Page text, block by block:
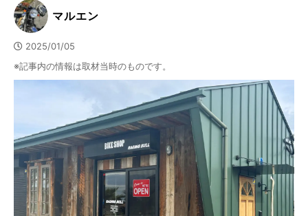
マルエン
2025/01/05
※記事内の情報は取材当時のものです。